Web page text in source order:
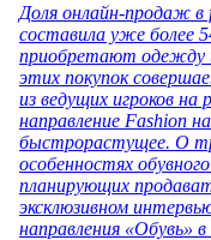
Доля онлайн-продаж в
составила уже более
приобретают одежду
этих покупок
из ведущих игроков на
направление Fashion
быстрорастущее. О
особенностях
планирующих
эксклюзивном
направления «Обувь»